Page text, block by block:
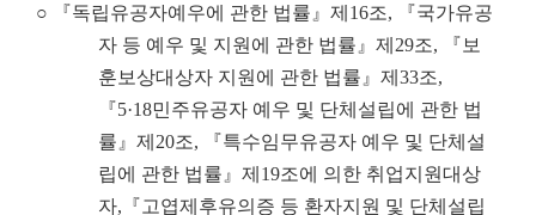
○ 『독립유공자예우에 관한 법률』제16조, 『국가유공
자 등 예우 및 지원에 관한 법률』제29조, 『보
훈보상대상자 지원에 관한 법률』제33조,
『5·18민주유공자 예우 및 단체설립에 관한 법
률』제20조, 『특수임무유공자 예우 및 단체설
립에 관한 법률』제19조에 의한 취업지원대상
자,『고엽제후유의증 등 환자지원 및 단체설립